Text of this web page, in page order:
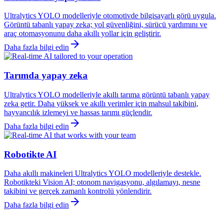
Ultralytics YOLO modelleriyle otomotivde bilgisayarlı görü uygula.
Görüntü tabanlı yapay zeka; yol güvenliğini, sürücü yardımını ve
araç otomasyonunu daha akıllı yollar için geliştirir.
Daha fazla bilgi edin
Tarımda yapay zeka
Ultralytics YOLO modelleriyle akıllı tarıma görüntü tabanlı yapay
zeka getir. Daha yüksek ve akıllı verimler için mahsul takibini,
hayvancılık izlemeyi ve hassas tarımı güçlendir.
Daha fazla bilgi edin
Robotikte AI
Daha akıllı makineleri Ultralytics YOLO modelleriyle destekle.
Robotikteki Vision AI; otonom navigasyonu, algılamayı, nesne
takibini ve gerçek zamanlı kontrolü yönlendirir.
Daha fazla bilgi edin